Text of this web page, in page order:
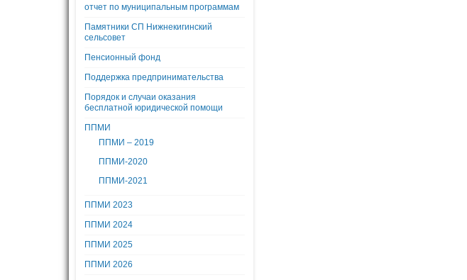
отчет по муниципальным программам
Памятники СП Нижнекигинский
сельсовет
Пенсионный фонд
Поддержка предпринимательства
Порядок и случаи оказания
бесплатной юридической помощи
ППМИ
ППМИ – 2019
ППМИ-2020
ППМИ-2021
ППМИ 2023
ППМИ 2024
ППМИ 2025
ППМИ 2026